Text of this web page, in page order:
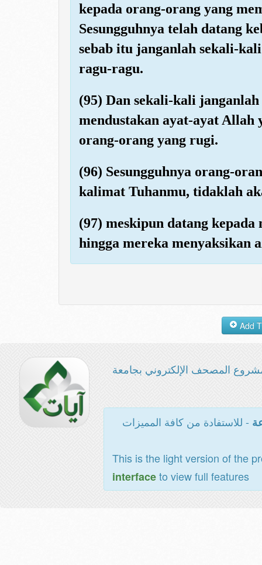
kepada orang-orang yang
Sesungguhnya telah datang
sebab itu janganlah sekali-
ragu-ragu.
(95) Dan sekali-kali
mendustakan ayat-ayat Allah
orang-orang yang rugi.
(96) Sesungguhnya orang-
kalimat Tuhanmu, tidaklah
(97) meskipun datang
hingga mereka menyaksikan
المصحف الإلكتروني بجامعة
- للاستفادة من كافة المميزات
This is the light version of the
interfaceto view full features